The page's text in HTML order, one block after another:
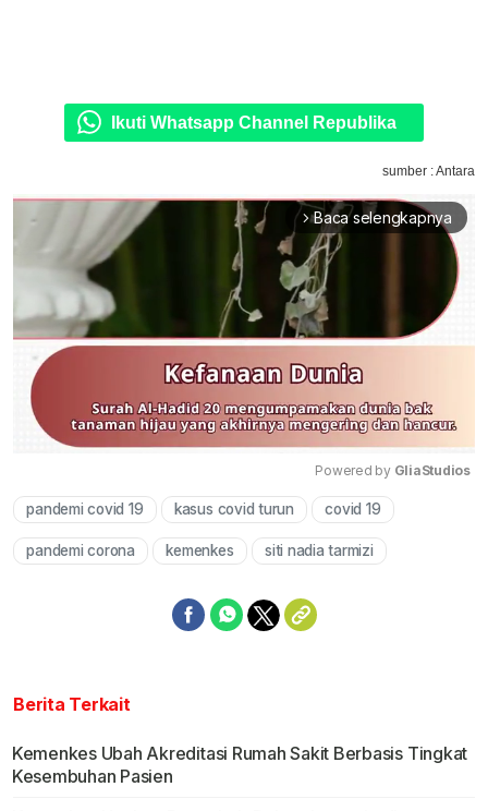
Ikuti Whatsapp Channel Republika
sumber : Antara
arrow_forward_ios Baca selengkapnya
Powered by GliaStudios
pandemi covid 19 kasus covid turun covid 19
pandemi corona kemenkes siti nadia tarmizi
Berita Terkait
Kemenkes Ubah Akreditasi Rumah Sakit Berbasis Tingkat
Kesembuhan Pasien